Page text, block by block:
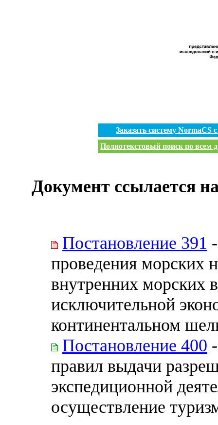
Заказать систему
Полнотекстовый поиск по всем
Документ ссылается
Постановление 391
проведения морских
внутренних морских
исключительной
континентальном
Постановление 400
правил выдачи
экспедиционной
осуществление